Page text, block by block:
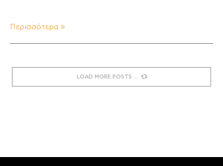
Περισσότερα
LOAD MORE POSTS